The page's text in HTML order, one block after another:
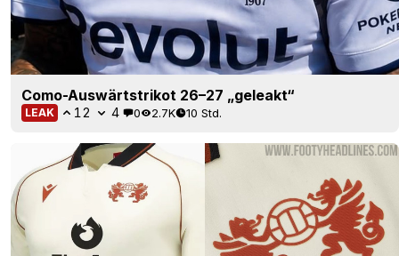
Como-Auswärtstrikot 26–27 „geleakt“
LEAK 12 4 0 2.7K 10 Std.